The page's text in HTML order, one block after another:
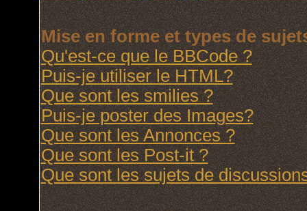
Mise en forme et types de
Qu'est-ce que le BBCode ?
Puis-je utiliser le HTML?
Que sont les smilies ?
Puis-je poster des Images?
Que sont les Annonces ?
Que sont les Post-it ?
Que sont les sujets de